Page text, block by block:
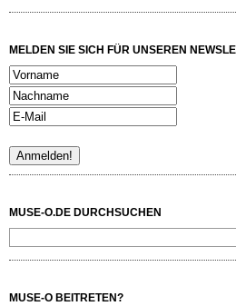
MELDEN SIE SICH FÜR UNSEREN
MUSE-O.DE DURCHSUCHEN
MUSE-O BEITRETEN?